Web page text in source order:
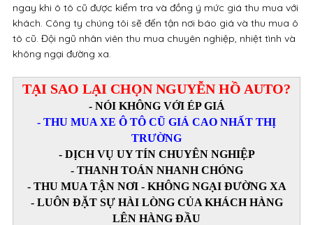
ngay khi ô tô cũ được kiểm tra và đồng ý mức giá thu mua với
khách. Công ty chúng tôi sẽ đến tận nơi báo giá và thu mua ô
tô cũ. Đội ngũ nhân viên thu mua chuyên nghiệp, nhiệt tình và
không ngại đường xa.
TẠI SAO LẠI CHỌN NGUYỄN HỒ AUTO?
- NÓI KHÔNG VỚI ÉP GIÁ
- THU MUA XE Ô TÔ CŨ GIÁ CAO NHẤT THỊ
TRƯỜNG
- DỊCH VỤ UY TÍN CHUYÊN NGHIỆP
- THANH TOÁN NHANH CHÓNG
- THU MUA TẬN NƠI - KHÔNG NGẠI ĐƯỜNG XA
- LUÔN ĐẶT SỰ HÀI LÒNG CỦA KHÁCH HÀNG
LÊN HÀNG ĐẦU